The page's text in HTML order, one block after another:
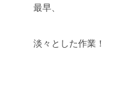
最早、
淡々とした作業！